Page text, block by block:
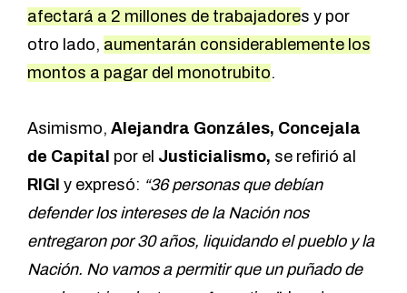
afectará a 2 millones de trabajadores y por
otro lado, aumentarán considerablemente los
montos a pagar del monotrubito.
Asimismo, Alejandra Gonzáles, Concejala
de Capital por el Justicialismo, se refirió al
RIGI y expresó: “36 personas que debían
defender los intereses de la Nación nos
entregaron por 30 años, liquidando el pueblo y la
Nación. No vamos a permitir que un puñado de